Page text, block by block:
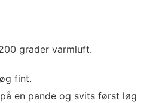
grader varmluft.
fint.
en pande og svits først løg